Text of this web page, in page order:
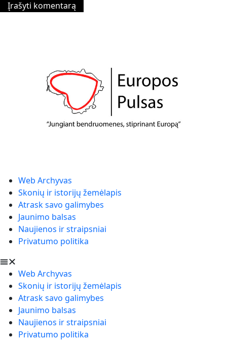
Web Archyvas
Skonių ir istorijų žemėlapis
Atrask savo galimybes
Jaunimo balsas
Naujienos ir straipsniai
Privatumo politika
Web Archyvas
Skonių ir istorijų žemėlapis
Atrask savo galimybes
Jaunimo balsas
Naujienos ir straipsniai
Privatumo politika